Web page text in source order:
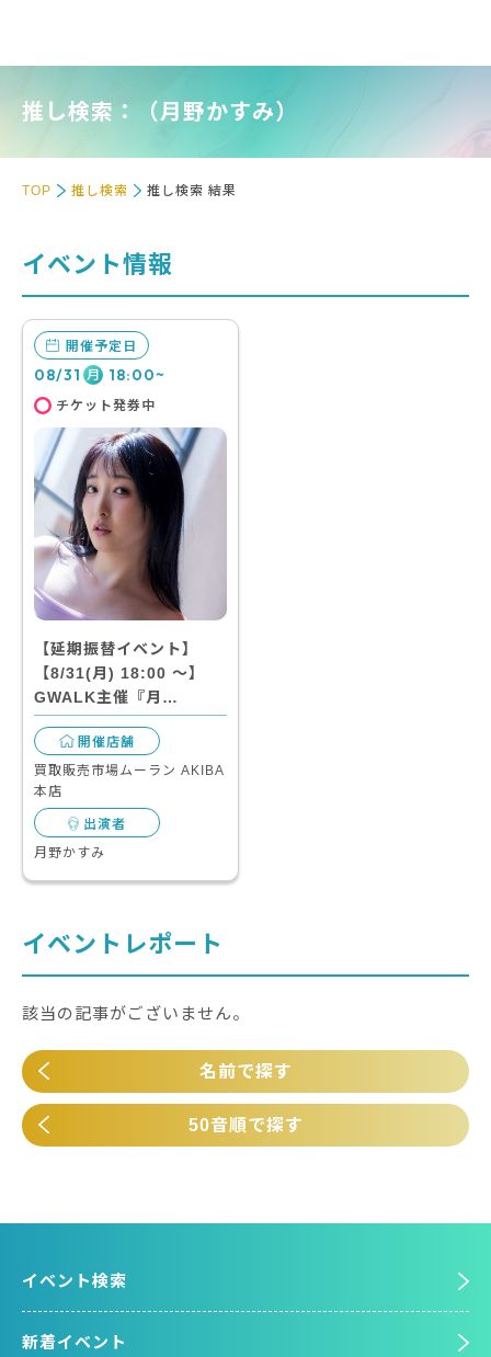
推し検索：（月野かすみ）
TOP 推し検索 推し検索 結果
イベント情報
開催予定日
08/31 月 18:00~
チケット発券中
【延期振替イベント】
【8/31(月) 18:00 〜】
GWALK主催『月…
開催店舗
買取販売市場ムーラン AKIBA
本店
出演者
月野かすみ
イベントレポート
該当の記事がございません。
名前で探す
50音順で探す
イベント検索
新着イベント